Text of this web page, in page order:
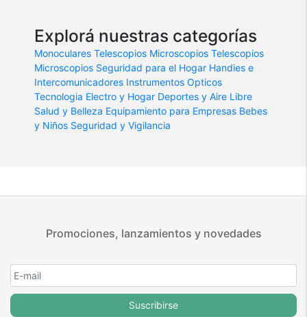
Explorá nuestras categorías
Monoculares Telescopios Microscopios Telescopios
Microscopios Seguridad para el Hogar Handies e
Intercomunicadores Instrumentos Opticos
Tecnologia Electro y Hogar Deportes y Aire Libre
Salud y Belleza Equipamiento para Empresas Bebes
y Niños Seguridad y Vigilancia
Promociones, lanzamientos y novedades
Suscribirse